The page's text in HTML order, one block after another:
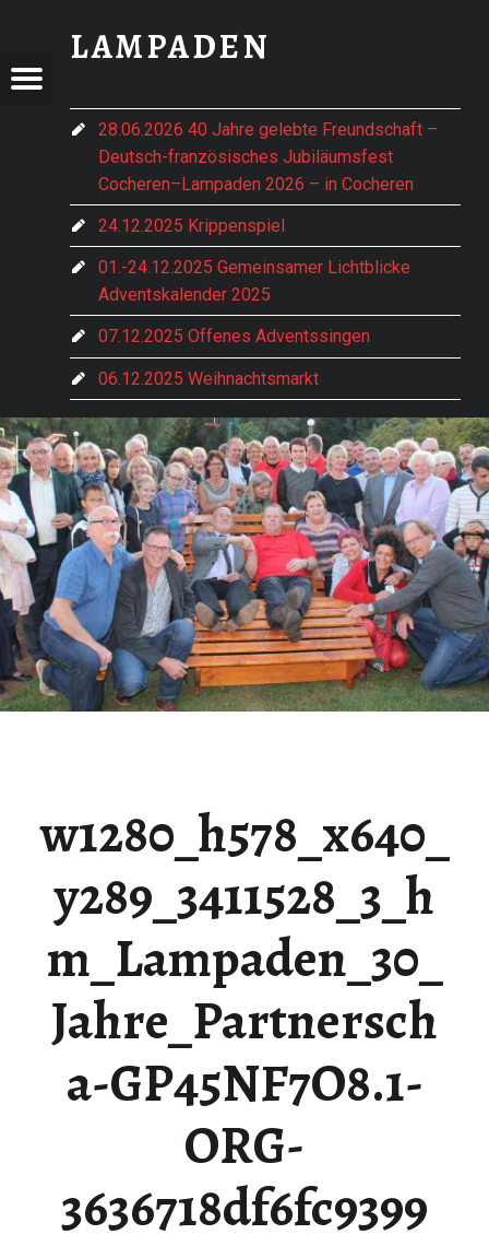
LAMPADEN
Menu
navigation
28.06.2026 40 Jahre gelebte Freundschaft –
Deutsch-französisches Jubiläumsfest
Cocheren–Lampaden 2026 – in Cocheren
24.12.2025 Krippenspiel
01.-24.12.2025 Gemeinsamer Lichtblicke
Adventskalender 2025
07.12.2025 Offenes Adventssingen
06.12.2025 Weihnachtsmarkt
w1280_h578_x640_
y289_3411528_3_h
m_Lampaden_30_
Jahre_Partnersch
a-GP45NF7O8.1-
ORG-
3636718df6fc9399